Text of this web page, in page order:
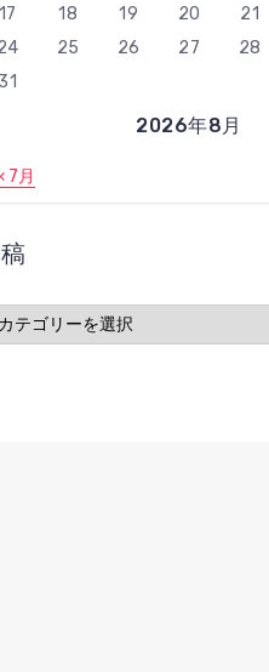
2026年8月
17
18 19 20 21
25 26 27 28
31
7月